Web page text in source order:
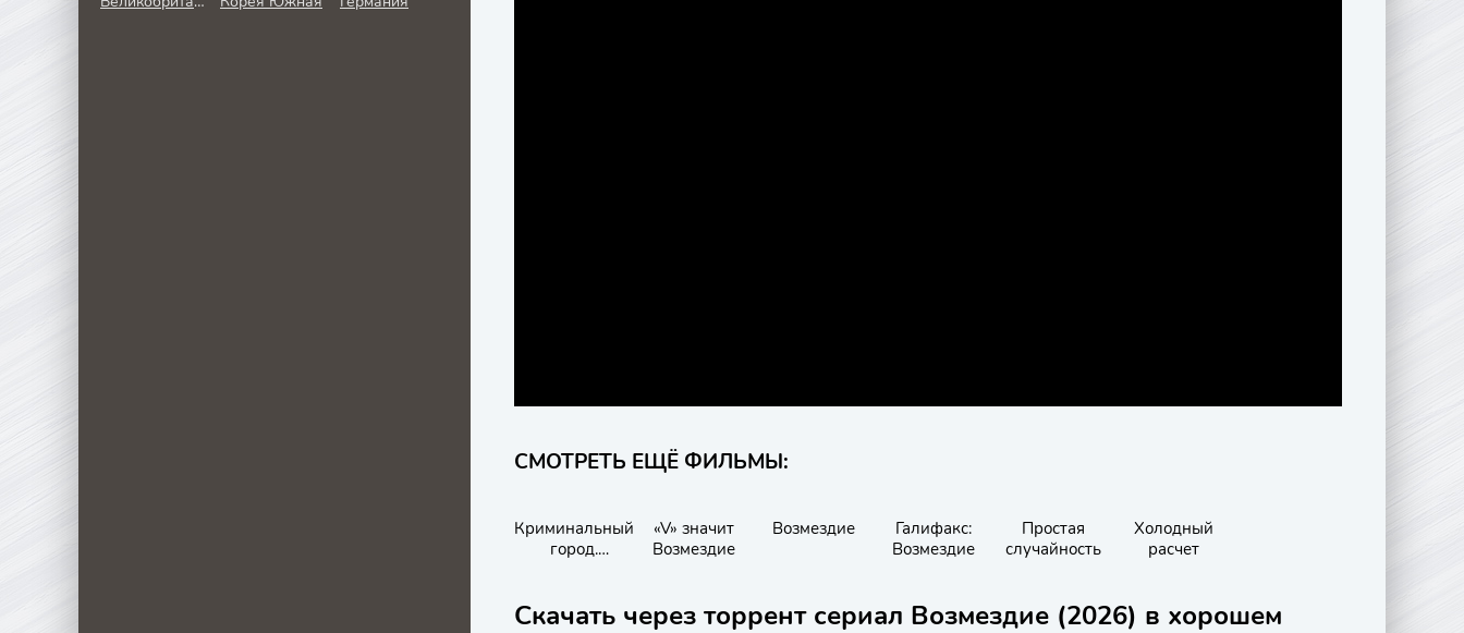
СМОТРЕТЬ ЕЩЁ ФИЛЬМЫ:
Криминальный
город.
«V» значит
Возмездие
Возмездие
Галифакс:
Возмездие
Простая
случайность
Холодный
расчет
Скачать через торрент сериал Возмездие (2026) в хорошем